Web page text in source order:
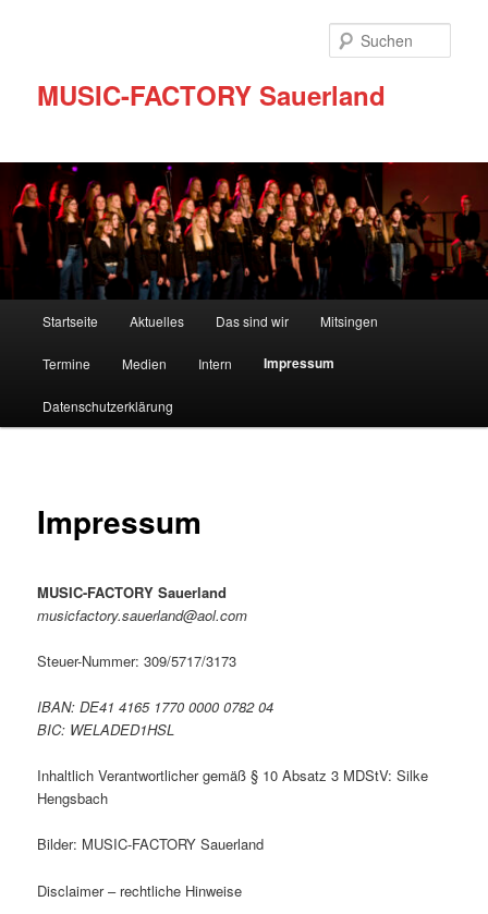
MUSIC-FACTORY Sauerland
Startseite Aktuelles Das sind wir Mitsingen
Termine Medien Intern Impressum
Datenschutzerklärung
Impressum
MUSIC-FACTORY Sauerland
musicfactory.sauerland@aol.com
Steuer-Nummer: 309/5717/3173
IBAN: DE41 4165 1770 0000 0782 04
BIC: WELADED1HSL
Inhaltlich Verantwortlicher gemäß § 10 Absatz 3 MDStV: Silke
Hengsbach
Bilder: MUSIC-FACTORY Sauerland
Disclaimer – rechtliche Hinweise